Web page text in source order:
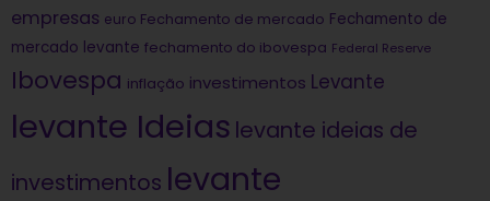
empresas euro Fechamento de mercado Fechamento de
mercado levante fechamento do ibovespa Federal Reserve
Ibovespa inflação investimentos Levante
levante Ideias levante ideias de
investimentos levante